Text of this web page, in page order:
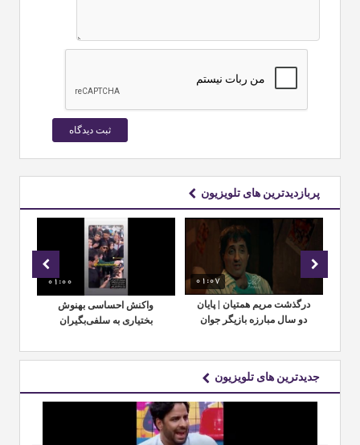
پربازدیدترین های تلویزیون
01:07
درگذشت مریم همتیان | پایان
دو سال مبارزه بازیگر جوان
01:00
واکنش احساسی بهنوش
بختیاری به سلفی‌بگیران
جدیدترین های تلویزیون